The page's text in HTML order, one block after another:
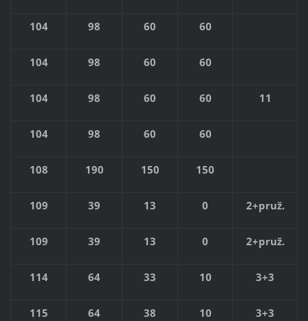
104 98 60 60
104 98 60 60
104 98 60 60 11
104 98 60 60
108 190 150 150
109 39 13 0 2+pruž.
109 39 13 0 2+pruž.
114 64 33 10 3+3
115 64 38 10 3+3